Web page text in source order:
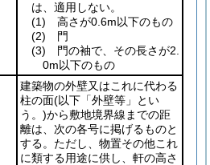
は、適用しない。
(1) 高さが0.6m以下のもの
(2) 門
(3) 門の袖で、その長さが2.
0m以下のもの
建築物の外壁又はこれに代わる
柱の面(以下「外壁等」とい
う。)から敷地境界線までの距
離は、次の各号に掲げるものと
する。ただし、物置その他これ
に類する用途に供し、軒の高さ